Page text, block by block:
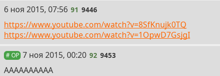
91
6 ноя 2015, 07:56 91 9446
https://www.youtube.com/watch?v=8SfKnujk0TQ
https://www.youtube.com/watch?v=1OpwD7GsjgI
# OP 92
7 ноя 2015, 00:20 92 9453
АААААААААА